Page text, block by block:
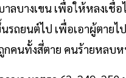
ลบางเขน เพื่อให้หลงเชื่
นรถยนต์ไป เพื่อเอาผู้ตา
กคนทั้งสี่ตาย คนร้ายหลบ